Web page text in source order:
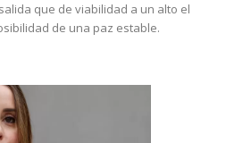
que de viabilidad a un alto el
de una paz estable.